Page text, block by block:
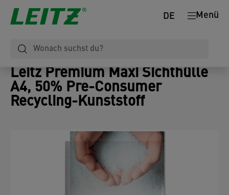
Menü
DE
Leitz Premium Maxi Sichthülle
A4, 50% Pre-Consumer
Recycling-Kunststoff